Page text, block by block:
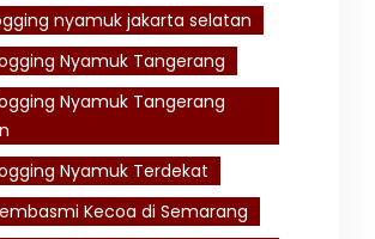
nyamuk jakarta selatan
Nyamuk Tangerang
Nyamuk Tangerang
Nyamuk Terdekat
Kecoa di Semarang